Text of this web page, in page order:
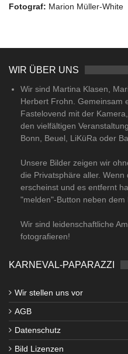
Fotograf: Marion Müller-White
WIR ÜBER UNS
Wir sind Martina Klasen,
Herbert Frohn. Gemeinsam
Fastelovend mit der
den vielfältigen
Bonn, Beuel, LiKüRa oder
Unsere Bilder zeigen wir
die Privatsphäre aller.
erscheinst und es entfernt
"melden"-Button neben dem
Wir sind leidenschaftliche
fotografieren!
KARNEVAL-PAPARAZZI
Wir stellen uns vor
AGB
Datenschutz
Bild Lizenzen